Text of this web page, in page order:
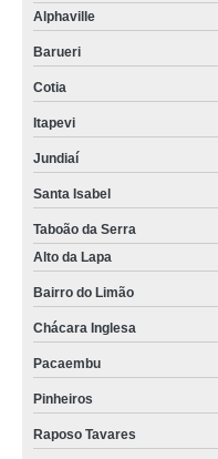
Alphaville
Barueri
Cotia
Itapevi
Jundiaí
Santa Isabel
Taboão da Serra
Alto da Lapa
Bairro do Limão
Chácara Inglesa
Pacaembu
Pinheiros
Raposo Tavares